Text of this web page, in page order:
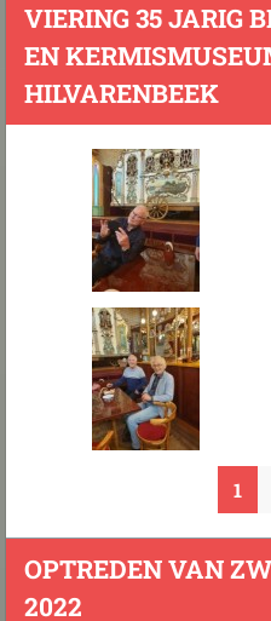
VIERING 35 JARIG
EN
HILVARENBEEK
1
OPTREDEN VAN
2022